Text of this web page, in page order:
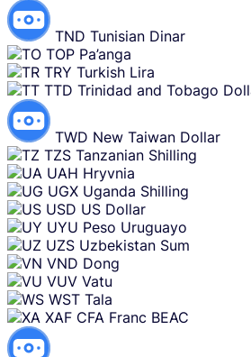
TND Tunisian Dinar
TOP Pa’anga
TRY Turkish Lira
TTD Trinidad and Tobago
TWD New Taiwan Dollar
TZS Tanzanian Shilling
UAH Hryvnia
UGX Uganda Shilling
USD US Dollar
UYU Peso Uruguayo
UZS Uzbekistan Sum
VND Dong
VUV Vatu
WST Tala
XAF CFA Franc BEAC